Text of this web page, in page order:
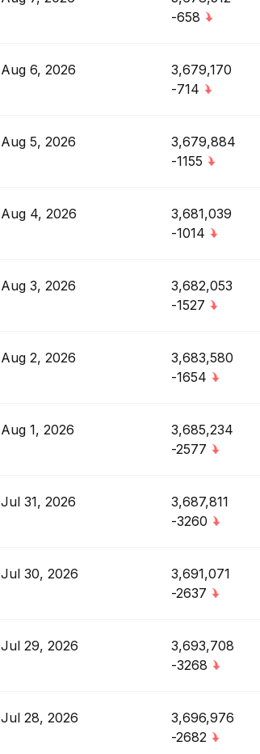
-658
Aug 6, 2026
3,679,170
-714
Aug 5, 2026
3,679,884
-1155
Aug 4, 2026
3,681,039
-1014
Aug 3, 2026
3,682,053
-1527
Aug 2, 2026
3,683,580
-1654
Aug 1, 2026
3,685,234
-2577
Jul 31, 2026
3,687,811
-3260
Jul 30, 2026
3,691,071
-2637
Jul 29, 2026
3,693,708
-3268
Jul 28, 2026
3,696,976
-2682